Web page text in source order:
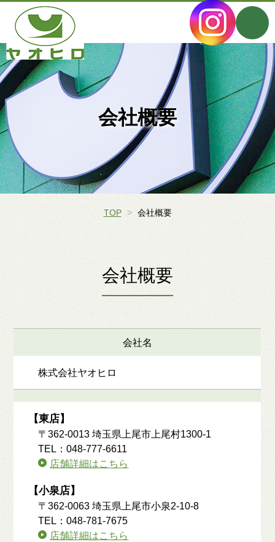
会社概要
TOP 会社概要
会社概要
会社名
株式会社ヤオヒロ
【東店】
〒362-0013 埼玉県上尾市上尾村1300-1
TEL：048-777-6611
店舗詳細はこちら
【小泉店】
〒362-0063 埼玉県上尾市小泉2-10-8
TEL：048-781-7675
店舗詳細はこちら